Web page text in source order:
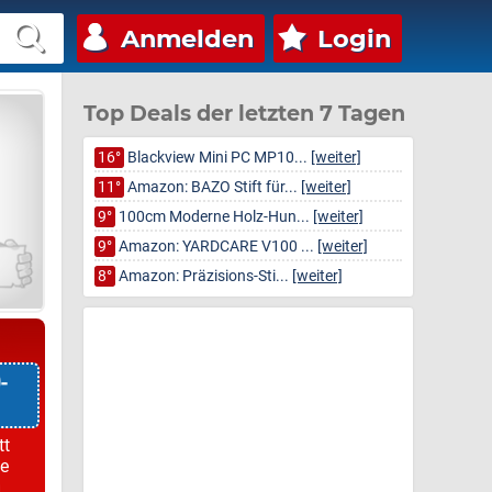
Anmelden Login
Top Deals der letzten 7 Tagen
16° Blackview Mini PC MP10... [weiter]
11° Amazon: BAZO Stift für... [weiter]
9° 100cm Moderne Holz-Hun... [weiter]
9° Amazon: YARDCARE V100 ... [weiter]
8° Amazon: Präzisions-Sti... [weiter]